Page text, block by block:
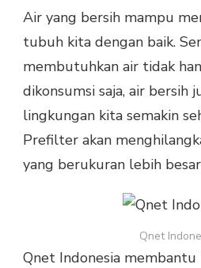
Air yang bersih mampu
tubuh kita dengan baik.
membutuhkan air tidak
dikonsumsi saja, air bersih
lingkungan kita semakin
Prefilter akan
yang berukuran lebih
Qnet
Qnet Indonesia